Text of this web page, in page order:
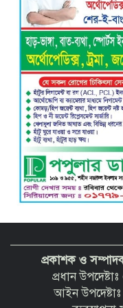
প্রকাশক ও
প্রধান
আইন